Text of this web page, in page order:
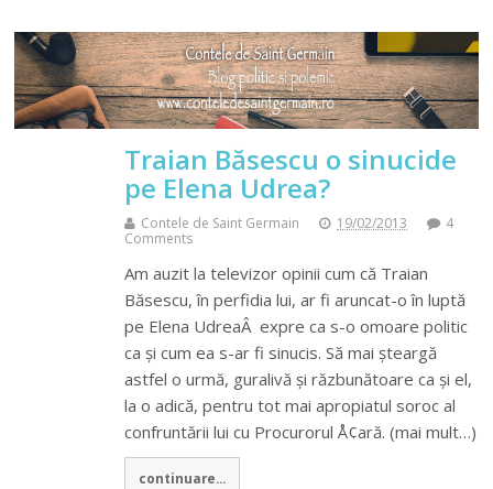
Traian Băsescu o sinucide
pe Elena Udrea?
Contele de Saint Germain 19/02/2013
4
Comments
Am auzit la televizor opinii cum că Traian
Băsescu, în perfidia lui, ar fi aruncat-o în luptă
pe Elena UdreaÂ expre ca s-o omoare politic
ca și cum ea s-ar fi sinucis. Să mai șteargă
astfel o urmă, guralivă și răzbunătoare ca și el,
la o adică, pentru tot mai apropiatul soroc al
confruntării lui cu Procurorul Å¢ară. (mai mult…)
continuare...